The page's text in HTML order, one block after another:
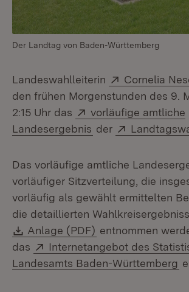
Der Landtag von Baden-Württemberg
Landeswahlleiterin Extern:
Cornelia
den frühen Morgenstunden des 9.
2:15 Uhr das
Extern:
vorläufige amtliche
Landesergebnis (Öffnet in neuem
der Extern:
Das vorläufige amtliche
vorläufiger Sitzverteilung, die
vorläufig als gewählt ermittelten
die detaillierten
Download:
Anlage (PDF) (Öffnet in neuem
entnommen
das
Extern:
Internetangebot des
Landesamts Baden-Württemberg